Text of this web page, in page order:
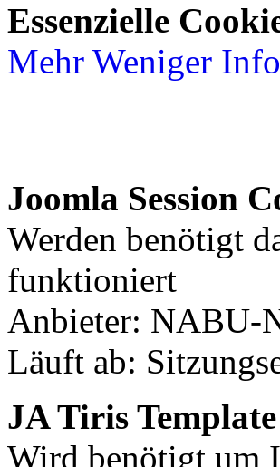
Essenzielle
Mehr Weniger
Joomla Session
Werden benötigt
funktioniert
Anbieter: NABU-
Läuft ab:
JA Tiris Template
Wird benötigt um